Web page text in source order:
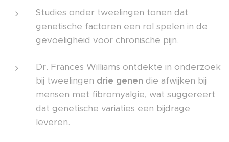
Studies onder tweelingen tonen dat
genetische factoren een rol spelen in de
gevoeligheid voor chronische pijn.
Dr. Frances Williams ontdekte in onderzoek
bij tweelingen drie genen die afwijken bij
mensen met fibromyalgie, wat suggereert
dat genetische variaties een bijdrage
leveren.